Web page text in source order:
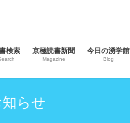
検索 京極読書新聞
Magazine
今日の湧学館
Blog
らせ